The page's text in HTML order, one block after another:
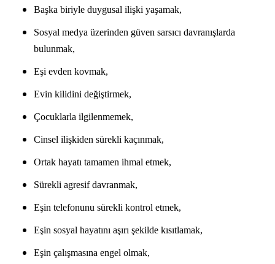
Başka biriyle duygusal ilişki yaşamak,
Sosyal medya üzerinden güven sarsıcı davranışlarda
bulunmak,
Eşi evden kovmak,
Evin kilidini değiştirmek,
Çocuklarla ilgilenmemek,
Cinsel ilişkiden sürekli kaçınmak,
Ortak hayatı tamamen ihmal etmek,
Sürekli agresif davranmak,
Eşin telefonunu sürekli kontrol etmek,
Eşin sosyal hayatını aşırı şekilde kısıtlamak,
Eşin çalışmasına engel olmak,